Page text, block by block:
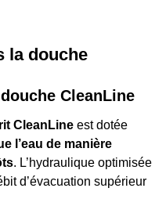
la douche
CleanLine
CleanLine est dotée
l’eau de manière
. L’hydraulique optimisée
d’évacuation supérieur